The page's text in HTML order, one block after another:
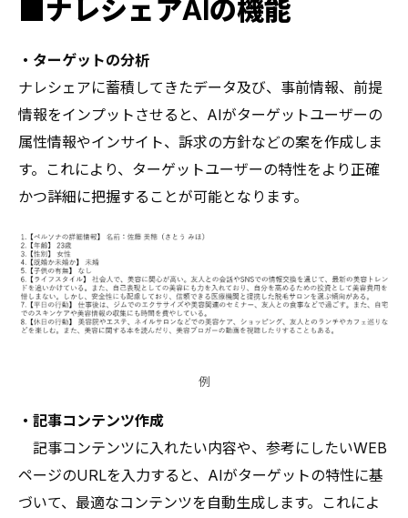
■ナレシェアAIの機能
・ターゲットの分析
ナレシェアに蓄積してきたデータ及び、事前情報、前提
情報をインプットさせると、AIがターゲットユーザーの
属性情報やインサイト、訴求の方針などの案を作成しま
す。これにより、ターゲットユーザーの特性をより正確
かつ詳細に把握することが可能となります。
例
・記事コンテンツ作成
記事コンテンツに入れたい内容や、参考にしたいWEB
ページのURLを入力すると、AIがターゲットの特性に基
づいて、最適なコンテンツを自動生成します。これによ